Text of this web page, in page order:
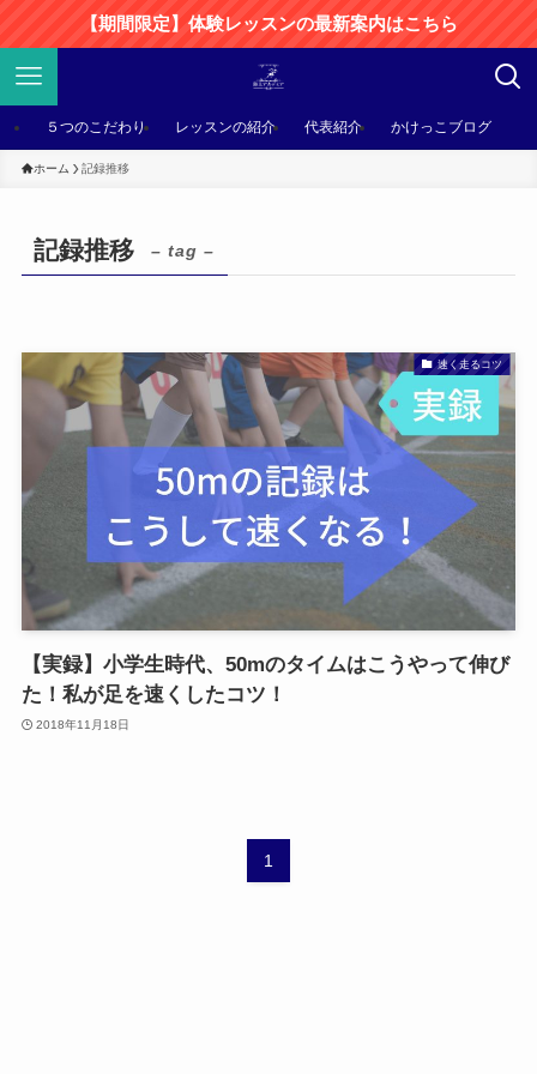
【期間限定】体験レッスンの最新案内はこちら
５つのこだわり レッスンの紹介 代表紹介 かけっこブログ
ホーム 記録推移
記録推移 – tag –
速く走るコツ
【実録】小学生時代、50mのタイムはこうやって伸び
た！私が足を速くしたコツ！
2018年11月18日
1